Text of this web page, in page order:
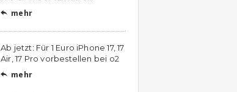
 mehr
Ab jetzt: Für 1 Euro iPhone 17, 17
Air, 17 Pro vorbestellen bei o2
 mehr